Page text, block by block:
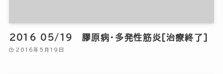
2016 05/19 膠原病・多発性筋炎[治療終了]
2016年5月19日